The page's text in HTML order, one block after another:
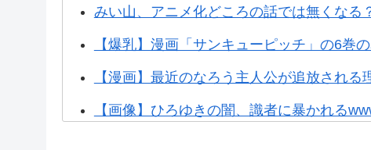
みい山、アニメ化どころの話では無くな
【爆乳】漫画「サンキューピッチ」の6巻
【漫画】最近のなろう主人公が追放される
【画像】ひろゆきの闇、識者に暴かれる